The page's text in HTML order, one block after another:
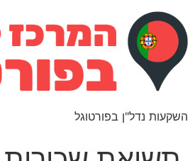
השקעות נדל"ן בפורטוגל